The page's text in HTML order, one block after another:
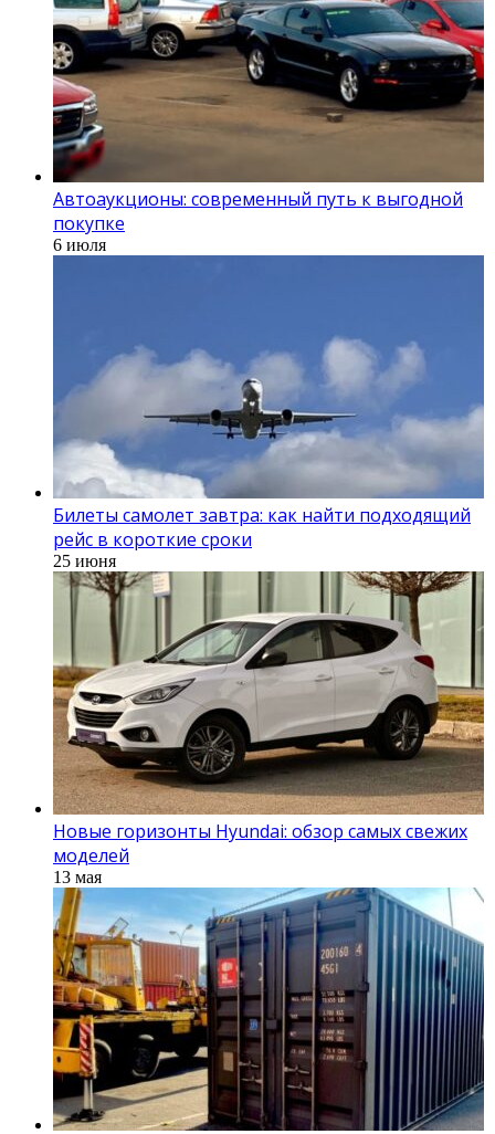
Автоаукционы: современный путь к выгодной
покупке
6 июля
Билеты самолет завтра: как найти подходящий
рейс в короткие сроки
25 июня
Новые горизонты Hyundai: обзор самых свежих
моделей
13 мая